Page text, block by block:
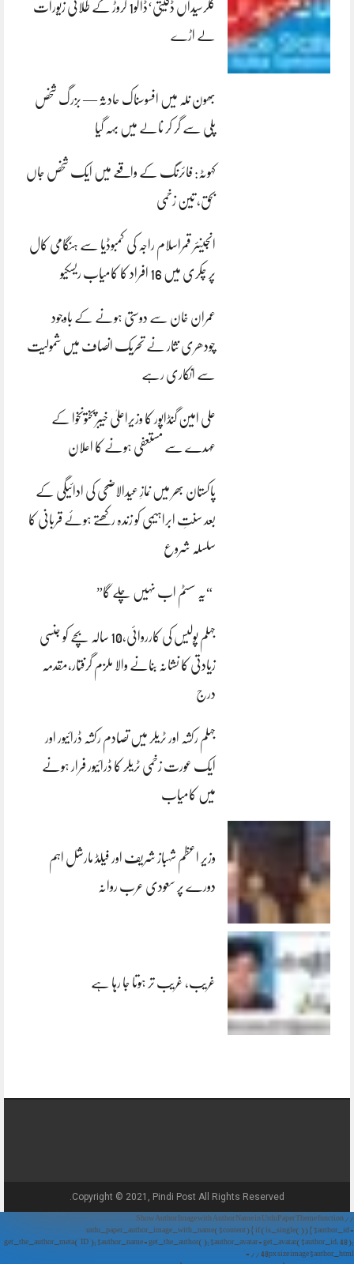
کلرسیداں ڈکیتی‘ڈاکو1 کروڑ کے طلائی زیورات
لے اڑے
بھون نلہ میں افسوسناک حادثہ — بزرگ شخص
پلی سے گر کر نالے میں بہہ گیا
کہوٹہ: فائرنگ کے واقعے میں ایک شخص جاں
بحق، تین زخمی
انجینئر قمراسلام راجہ کی کمبوڈیا سے ہنگامی کال
پر چکری میں 16 افراد کا کامیاب ریسکیو
عمران خان سے دوستی ہونے کے باوجود
چودھری نثار نے تحریک انصاف میں شمولیت
سے انکاری رہے
علی امین گنڈاپور کا وزیراعلیٰ خیبرپختونخوا کے
عہدے سے مستعفی ہونے کا اعلان
پاکستان بھر میں نمازِ عیدالاضحی کی ادائیگی کے
بعد سنتِ ابراہیمی کو زندہ رکھتے ہوئے قربانی کا
سلسلہ شروع
“یہ سسٹم اب نہیں چلے گا”
جہلم پولیس کی کارروائی،10 سالہ بچے کو جنسی
زیادتی کا نشانہ بنانے والا ملزم گرفتار،مقدمہ
درج
جہلم رکشہ اور ٹریلر میں تصادم رکشہ ڈرائیور اور
ایک عورت زخمی ٹریلر کا ڈرائیور فرار ہونے
میں کامیاب
وزیر اعظم شہباز شریف اور فیلڈ مارشل اہم
دورے پر سعودی عرب روانہ
غریب، غریب تر ہوتا جا رہا ہے
Copyright © 2021, Pindi Post All Rights Reserved.
// Show Author Image with Author Name in UrduPaper Theme function
urdu_paper_author_image_with_name($content) { if (is_single()) { $author_id =
get_the_author_meta('ID'); $author_name = get_the_author(); $author_avatar = get_avatar($author_id, 48);
// 48px size image $author_html = '